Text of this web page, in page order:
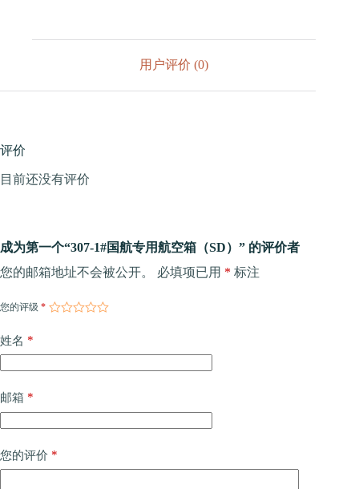
用户评价 (0)
评价
目前还没有评价
成为第一个“307-1#国航专用航空箱（SD）” 的评价者
您的邮箱地址不会被公开。
必填项已用 * 标注
您的评级 *
姓名 *
邮箱 *
您的评价 *